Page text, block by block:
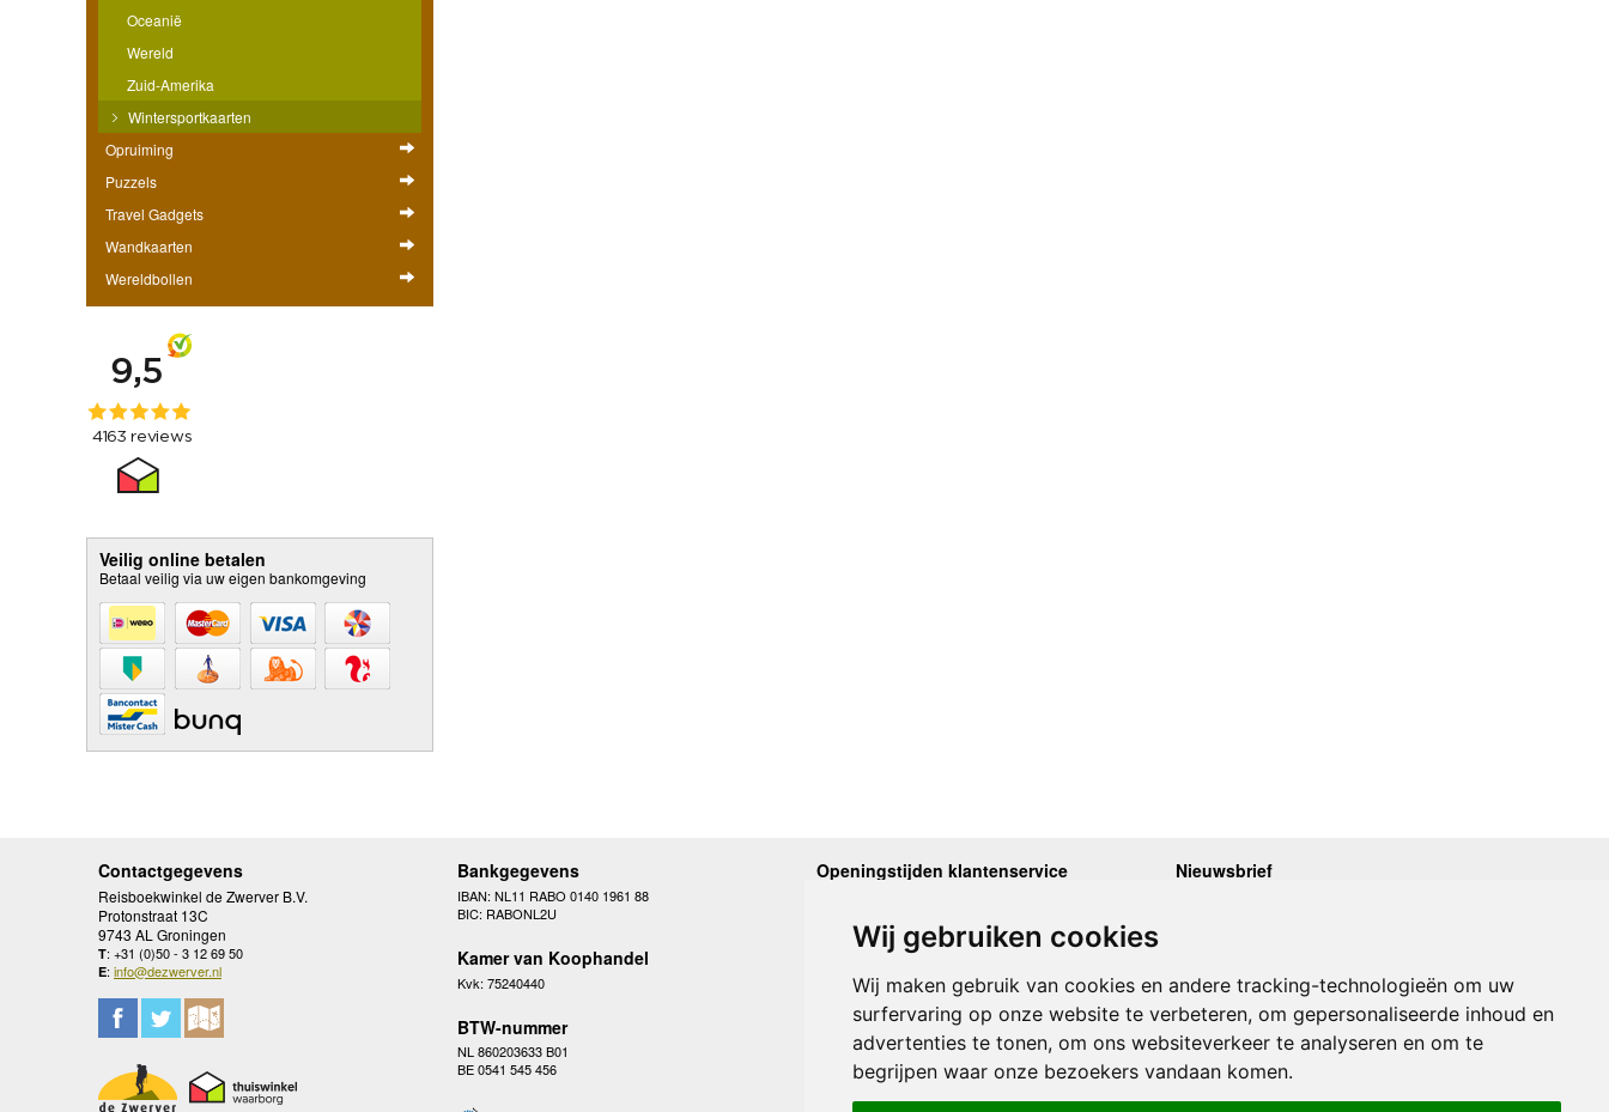
Wij gebruiken cookies
Wij maken gebruik van cookies en andere tracking-technologieën om uw
surfervaring op onze website te verbeteren, om gepersonaliseerde inhoud en
advertenties te tonen, om ons websiteverkeer te analyseren en om te
begrijpen waar onze bezoekers vandaan komen.
Oceanië
Wereld
Zuid-Amerika
Wintersportkaarten
Opruiming
Puzzels
Travel Gadgets
Wandkaarten
Wereldbollen
Veilig online betalen
Betaal veilig via uw eigen bankomgeving
Contactgegevens
Reisboekwinkel de Zwerver B.V.
Protonstraat 13C
9743 AL Groningen
T: +31 (0)50 - 3 12 69 50
E: info@dezwerver.nl
Bankgegevens
IBAN: NL11 RABO 0140 1961 88
BIC: RABONL2U
Kamer van Koophandel
Kvk: 75240440
BTW-nummer
NL 860203633 B01
BE 0541 545 456
Openingstijden klantenservice
Woensdag
10.00 - 12.30 en 13.30 - 17.00
Donderdag
Vrijdag
10.00 - 12.30 en 13.30 - 17.00
Zaterdag
gesloten
Zondag
gesloten
Nieuwsbrief
Onze laatste Nieuwsbrief
Inschrijven